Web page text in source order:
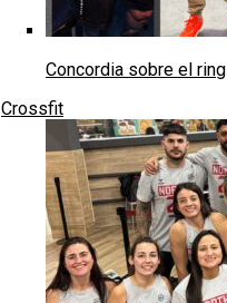
Concordia sobre el ring
Crossfit